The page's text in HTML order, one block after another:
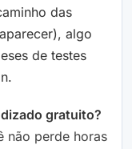
das
algo
de testes
gratuito?
não perde horas